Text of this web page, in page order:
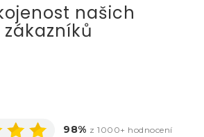
našich
zákazníků
98% z 1000+ hodnocení